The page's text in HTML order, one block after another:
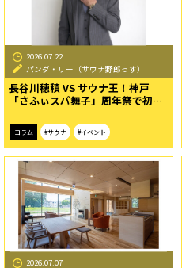
2026.07.22
パンダ・リー（サウナ野郎っす）
長谷川穂積 VS サウナ王！神戸
「さふぃスパ舞子」周年祭で初…
コラム #サウナ #イベント
2026.07.07